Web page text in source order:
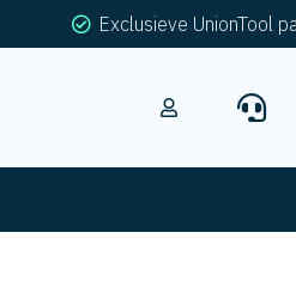
Exclusieve UnionTool